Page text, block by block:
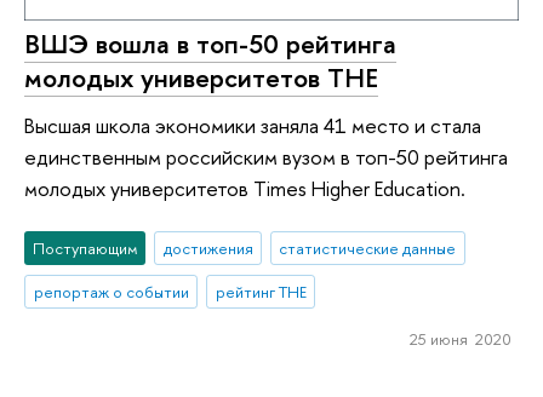
ВШЭ вошла в топ-50 рейтинга
молодых университетов ТНЕ
Высшая школа экономики заняла 41 место и стала
единственным российским вузом в топ-50 рейтинга
молодых университетов Times Higher Education.
Поступающим достижения
статистические данные
репортаж о событии
рейтинг THE
25 июня 2020